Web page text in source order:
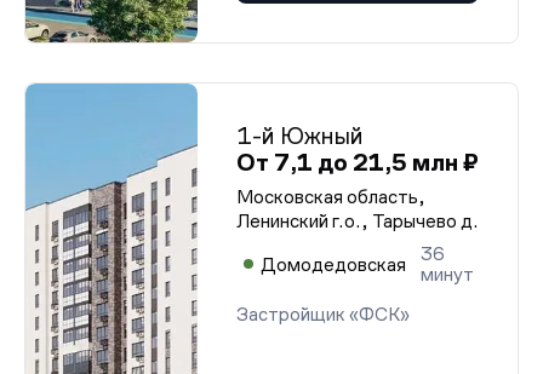
1-й Южный
От 7,1 до 21,5 млн ₽
Московская область,
Ленинский г.о., Тарычево д.
Домодедовская
36
минут
Застройщик «ФСК»